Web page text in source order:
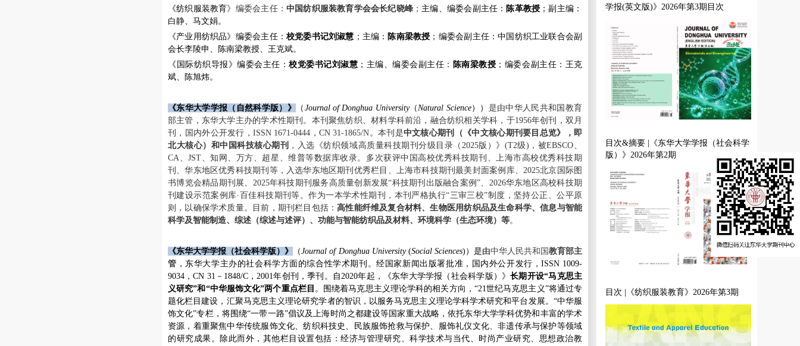
《纺织服装教育》 编委会主任： 中国纺织服装教育学会会长纪晓峰 ； 主编、编委会副主任： 陈革教授 ；副主编：
白静、马文娟。
《产业用纺织品》编委会主任： 校党委书记刘淑慧 ；主编： 陈南梁教授 ；编委会副主任：中国纺织工业联合会副
会长李陵申、 陈南梁教授、 王克斌。
《国际纺织导报》编委会主任：校党委书记刘淑慧 ；主编 、编委会副主任 ： 陈南梁教授 ；编委会副主任：王克
斌、陈旭炜。
《东华大学学报（自然科学版）》 （ Journal of Donghua University（Natural Science） ） 是由中华人民共和国教育
部主管，东华大学主办的学术性期刊。本刊聚焦纺织、材料学科前沿，融合纺织相关学科，于1956年创刊，双月
刊，国内外公开发行，ISSN 1671-0444，CN 31-1865/N。本刊是中文核心期刊（《中文核心期刊要目总览》，即
北大核心）和中国科技核心期刊 ，入选《纺织领域高质量科技期刊分级目录（2025版）》(T2级)，被EBSCO、
CA、JST、知网、万方、超星、维普等数据库收录。多次获评中国高校优秀科技期刊、上海市高校优秀科技期
刊、华东地区优秀科技期刊等，入选华东地区期刊优秀栏目、上海市科技期刊最美封面案例库、2025北京国际图
书博览会精品期刊展、2025年科技期刊服务高质量创新发展“科技期刊出版融合案例”、2026华东地区高校科技期
刊建设示范案例库·百佳科技期刊等。作为一本学术性期刊，本刊严格执行“三审三校”制度，坚持公正、公平原
则，以确保学术质量。目前，期刊栏目包括：高性能纤维及复合材料、生物医用纺织品及生命科学、信息与智能
科学及智能制造、综述（综述与述评）、功能与智能纺织品及材料、环境科学（生态环境）等。
《东华大学学报（社会科学版）》 （Journal of Donghua University (Social Sciences)） 是由中华人民共和国 教育部主
管 ，东华大学主办的社会科学方面的综合性学术期刊。经国家新闻出版署批准，国内外公开发行，ISSN 1009-
9034，CN 31－1848/C，2001年创刊，季刊。自2020年起，《东华大学学报（社会科学版）》长期开设“马克思主
义研究”和“中华服饰文化”两个重点栏目 。围绕着马克思主义理论学科的相关方向，“21世纪马克思主义”将通过专
题化栏目建设，汇聚马克思主义理论研究学者的智识，以服务马克思主义理论学科学术研究和平台发展。“中华服
饰文化”专栏，将围绕“一带一路”倡议及上海时尚之都建设等国家重大战略，依托东华大学学科优势和丰富的学术
资源，着重聚焦中华传统服饰文化、纺织科技史、民族服饰抢救与保护、服饰礼仪文化、非遗传承与保护等领域
的研究成果。除此而外，其他栏目设置包括：经济与管理研究、科学技术与当代、时尚产业研究、思想政治教
学报(英文版)》2026年第3期目次
目次&摘要 |《东华大学学报（社会科学
版）》2026年第2期
目次 |《纺织服装教育》2026年第3期